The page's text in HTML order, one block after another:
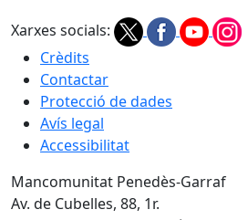
Xarxes socials:
Crèdits
Contactar
Protecció de dades
Avís legal
Accessibilitat
Mancomunitat Penedès-Garraf
Av. de Cubelles, 88, 1r.